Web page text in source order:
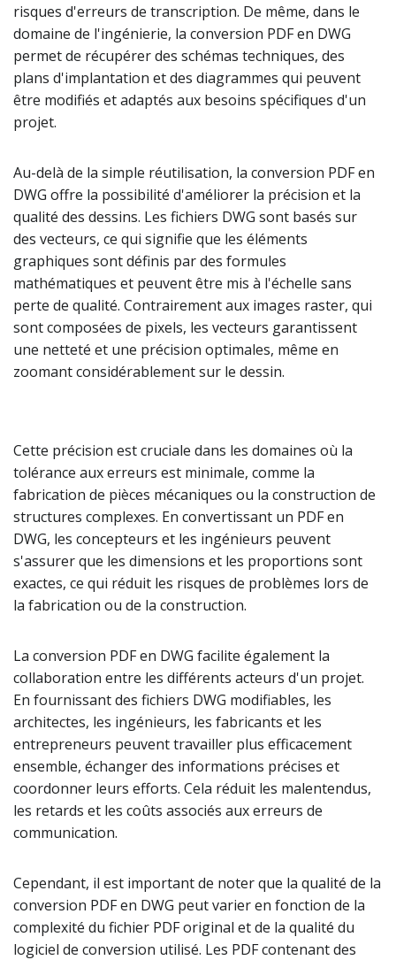
risques d'erreurs de transcription. De même, dans le
domaine de l'ingénierie, la conversion PDF en DWG
permet de récupérer des schémas techniques, des
plans d'implantation et des diagrammes qui peuvent
être modifiés et adaptés aux besoins spécifiques d'un
projet.
Au-delà de la simple réutilisation, la conversion PDF en
DWG offre la possibilité d'améliorer la précision et la
qualité des dessins. Les fichiers DWG sont basés sur
des vecteurs, ce qui signifie que les éléments
graphiques sont définis par des formules
mathématiques et peuvent être mis à l'échelle sans
perte de qualité. Contrairement aux images raster, qui
sont composées de pixels, les vecteurs garantissent
une netteté et une précision optimales, même en
zoomant considérablement sur le dessin.
Cette précision est cruciale dans les domaines où la
tolérance aux erreurs est minimale, comme la
fabrication de pièces mécaniques ou la construction de
structures complexes. En convertissant un PDF en
DWG, les concepteurs et les ingénieurs peuvent
s'assurer que les dimensions et les proportions sont
exactes, ce qui réduit les risques de problèmes lors de
la fabrication ou de la construction.
La conversion PDF en DWG facilite également la
collaboration entre les différents acteurs d'un projet.
En fournissant des fichiers DWG modifiables, les
architectes, les ingénieurs, les fabricants et les
entrepreneurs peuvent travailler plus efficacement
ensemble, échanger des informations précises et
coordonner leurs efforts. Cela réduit les malentendus,
les retards et les coûts associés aux erreurs de
communication.
Cependant, il est important de noter que la qualité de la
conversion PDF en DWG peut varier en fonction de la
complexité du fichier PDF original et de la qualité du
logiciel de conversion utilisé. Les PDF contenant des